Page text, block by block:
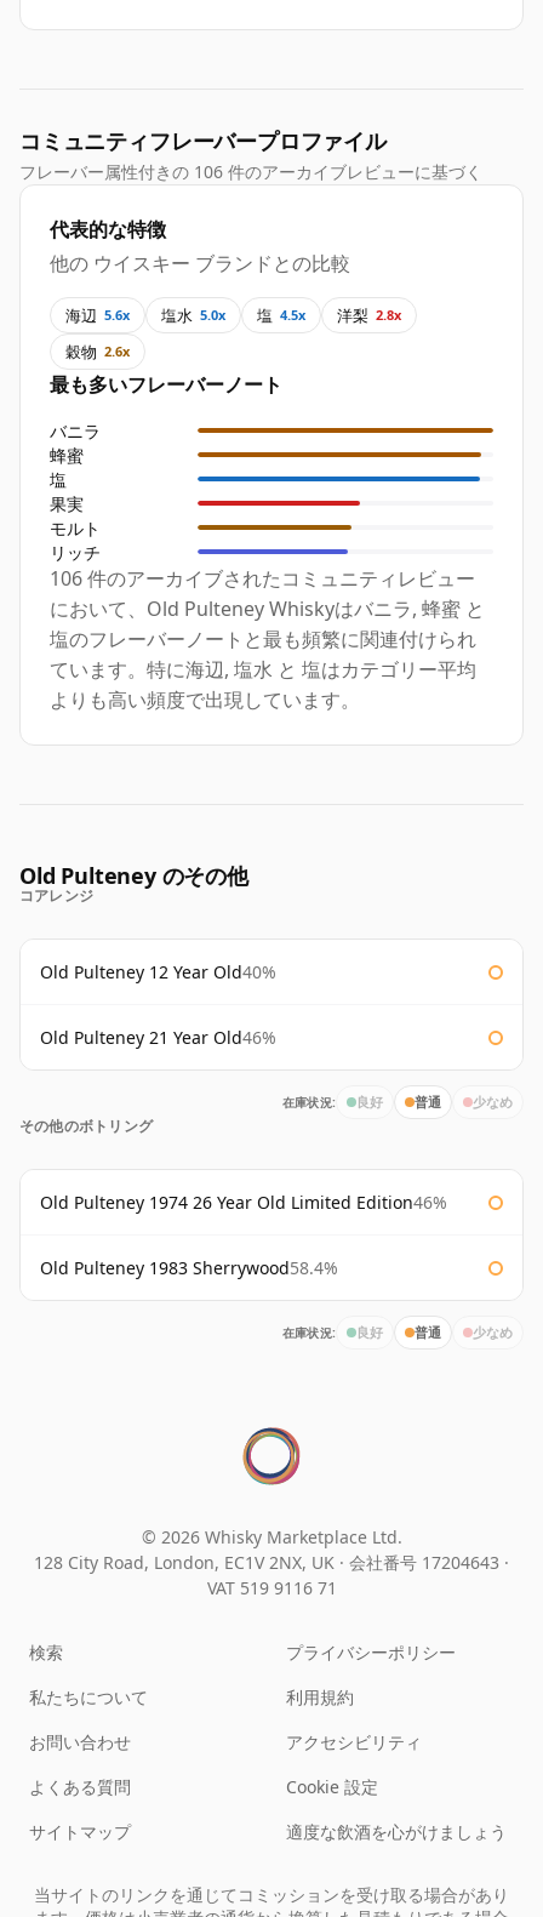
コミュニティフレーバープロファイル
フレーバー属性付きの 106 件のアーカイブレビューに基づく
代表的な特徴
他の ウイスキー ブランドとの比較
海辺 5.6x 塩水 5.0x 塩 4.5x 洋梨 2.8x
穀物 2.6x
最も多いフレーバーノート
バニラ
蜂蜜
塩
果実
モルト
リッチ
106 件のアーカイブされたコミュニティレビュー
において、Old Pulteney Whiskyはバニラ, 蜂蜜 と
塩のフレーバーノートと最も頻繁に関連付けられ
ています。特に海辺, 塩水 と 塩はカテゴリー平均
よりも高い頻度で出現しています。
Old Pulteney のその他
コアレンジ
Old Pulteney 12 Year Old40%
Old Pulteney 21 Year Old46%
在庫状況: 良好 普通 少なめ
その他のボトリング
Old Pulteney 1974 26 Year Old Limited Edition46%
Old Pulteney 1983 Sherrywood58.4%
在庫状況: 良好 普通 少なめ
© 2026 Whisky Marketplace Ltd.
128 City Road, London, EC1V 2NX, UK · 会社番号 17204643 ·
VAT 519 9116 71
検索
私たちについて
お問い合わせ
よくある質問
サイトマップ
プライバシーポリシー
利用規約
アクセシビリティ
Cookie 設定
適度な飲酒を心がけましょう
当サイトのリンクを通じてコミッションを受け取る場合があり